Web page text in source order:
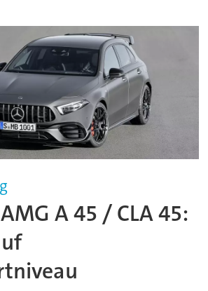
A 45 / CLA 45: